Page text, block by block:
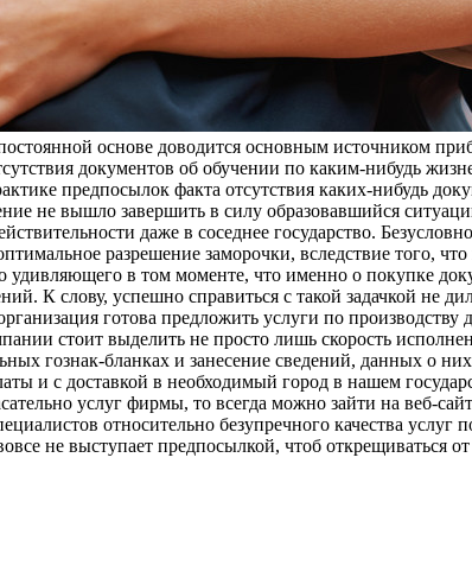
основе доводится основным источником
документов об обучении по каким-нибудь
предпосылок факта отсутствия каких-нибудь
не вышло завершить в силу образовавшийся
даже в соседнее государство.
разрешение заморочки, вследствие того,
в том моменте, что именно о покупке
К слову, успешно справиться с такой задачкой не
готова предложить услуги по
стоит выделить не просто лишь скорость
гознак-бланках и занесение сведений, данных о
и с доставкой в необходимый город в нашем
услуг фирмы, то всегда можно зайти на веб-сайт
относительно безупречного качества
не выступает предпосылкой, чтоб открещиваться